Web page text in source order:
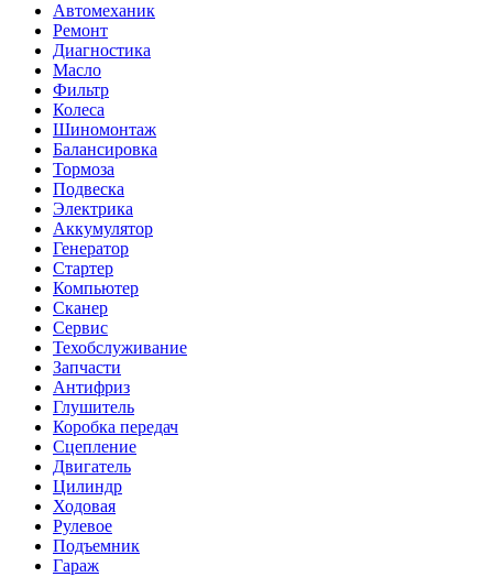
Автомеханик
Ремонт
Диагностика
Масло
Фильтр
Колеса
Шиномонтаж
Балансировка
Тормоза
Подвеска
Электрика
Аккумулятор
Генератор
Стартер
Компьютер
Сканер
Сервис
Техобслуживание
Запчасти
Антифриз
Глушитель
Коробка передач
Сцепление
Двигатель
Цилиндр
Ходовая
Рулевое
Подъемник
Гараж